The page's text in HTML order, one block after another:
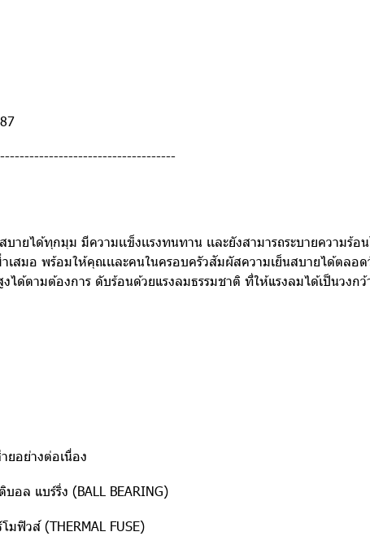
ายได้ทุกมุม มีความเเข็งเเรงทนทาน เเละยังสามารถระบายความร้
สมอ พร้อมให้คุณเเละคนในครอบครัวสัมผัสความเย็นสบายได้ตลอด
ได้ตามต้องการ ดับร้อนด้วยแรงลมธรรมชาติ ที่ให้แรงลมได้เป็นวง
ยอย่างต่อเนื่อง
อล แบร์ริ่ง (BALL BEARING)
ฟิวส์ (THERMAL FUSE)